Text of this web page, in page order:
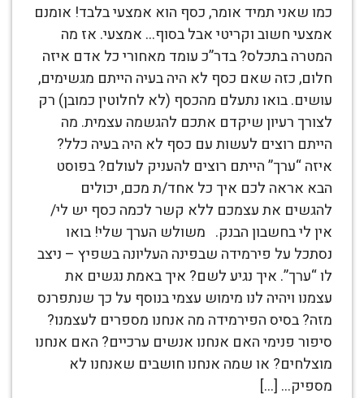
כמו שאני תמיד אומר, כסף הוא אמצעי בלבד! אומנם
אמצעי חשוב וקריטי אבל בסוף… אמצעי. אז מה
המטרה בתכלס? בדר”כ עומד מאחורי כל אדם איזה
חלום, כזה שאם כסף לא היה בעיה הייתם מגשימים,
עושים. בואו נתעלם מהכסף (לא לחלוטין כמובן) רק
לצורך רעיון שיקדם אתכם להגשמה עצמית. מה
הייתם רוצים לעשות עם כסף לא היה בעיה כלל?
איזה “ערך” הייתם רוצים להעניק לעולם? בפוסט
הבא אראה לכם איך כל אחד/ת מכם, יכולים
להגשים את עצמכם ללא קשר לכמה כסף יש לי/
אין לי בחשבון הבנק. משולש הערך שלי! בואו
נסתכל על פירמידה שבפינה העליונה בשפיץ – ניצב
לו “ערך”. איך נגיע לשם? איך באמת נגשים את
עצמנו ויהיה לנו מימוש עצמי בנוסף על כך שנתפרנס
מזה? בסיס הפירמידה מה אנחנו מספרים לעצמנו?
סיפור פנימי האם אנחנו אנשים ערכיים? האם אנחנו
מוצלחים? או שמה אנחנו חושבים שאנחנו לא
מספיק… […]